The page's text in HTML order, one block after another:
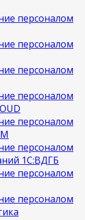
персоналом
персоналом
персоналом
персоналом
персоналом
персоналом
1С:ВДГБ
персоналом
персоналом